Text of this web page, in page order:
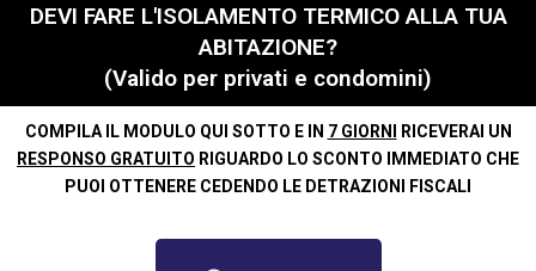
DEVI FARE L'ISOLAMENTO TERMICO ALLA TUA
ABITAZIONE?
(Valido per privati e condomini)
COMPILA IL MODULO QUI SOTTO E IN 7 GIORNI RICEVERAI UN
RESPONSO GRATUITO RIGUARDO LO SCONTO IMMEDIATO CHE
PUOI OTTENERE CEDENDO LE DETRAZIONI FISCALI